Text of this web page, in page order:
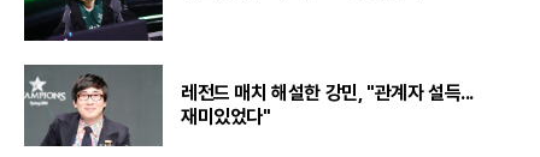
레전드 매치 해설한 강민, "관계자 설득...
재미있었다"